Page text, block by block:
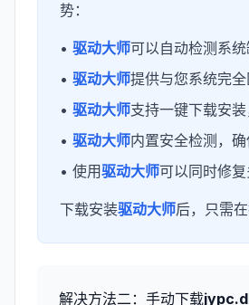
势：
• 驱动大师可以自动检测系
• 驱动大师提供与您系统完
• 驱动大师支持一键下载安
• 驱动大师内置安全检测，
• 使用驱动大师可以同时修
下载安装驱动大师后，只需
解决方法二：手动下载